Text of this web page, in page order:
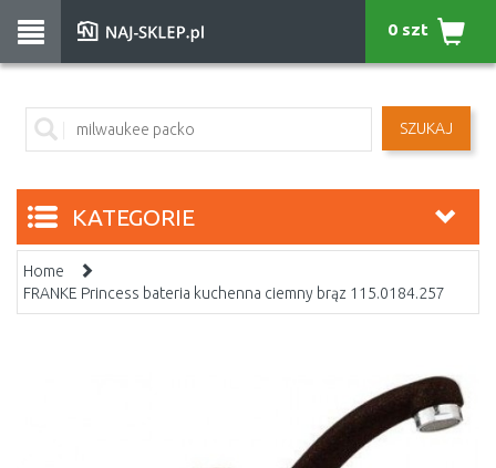
SZUKAJ
0 szt
KATEGORIE
Home
FRANKE Princess bateria kuchenna ciemny brąz 115.0184.257